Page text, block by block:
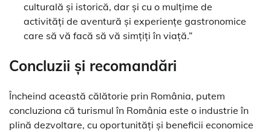
culturală și istorică, dar și cu o mulțime de
activități de aventură și experiențe gastronomice
care să vă facă să vă simțiți în viață.”
Concluzii și recomandări
Încheind această călătorie prin România, putem
concluziona că turismul în România este o industrie în
plină dezvoltare, cu oportunități și beneficii economice